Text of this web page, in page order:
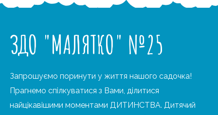
ЗДО "МАЛЯТКО" №25
Запрошуємо поринути у життя нашого садочка!
Прагнемо спілкуватися з Вами, ділитися
найцікавішими моментами ДИТИНСТВА. Дитячий